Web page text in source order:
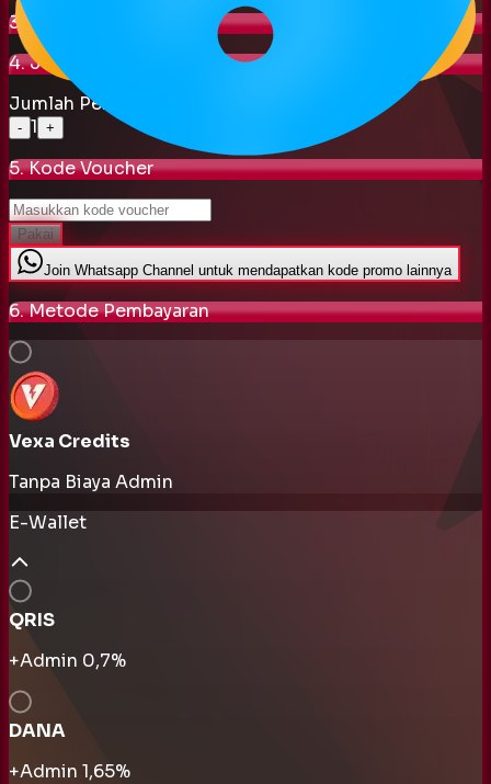
3. Pilih Item
4. Jumlah Pembelian
Jumlah Pembelian
- 1 +
5. Kode Voucher
Pakai
Join Whatsapp Channel untuk mendapatkan kode promo lainnya
6. Metode Pembayaran
Vexa Credits
Tanpa Biaya Admin
E-Wallet
QRIS
+Admin 0,7%
DANA
+Admin 1,65%